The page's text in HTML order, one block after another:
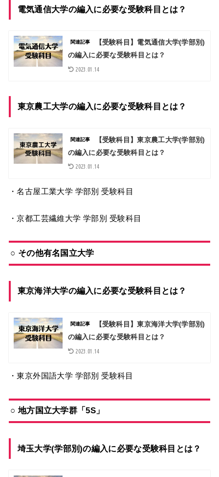
電気通信大学の編入に必要な受験科目とは？
関連記事
【受験科目】電気通信大学(学部別)
の編入に必要な受験科目とは？
2023.01.14
東京農工大学の編入に必要な受験科目とは？
関連記事
【受験科目】東京農工大学(学部別)
の編入に必要な受験科目とは？
2023.01.14
・名古屋工業大学 学部別 受験科目
・京都工芸繊維大学 学部別 受験科目
○ その他有名国立大学
東京海洋大学の編入に必要な受験科目とは？
関連記事
【受験科目】東京海洋大学(学部別)
の編入に必要な受験科目とは？
2023.01.14
・東京外国語大学 学部別 受験科目
○ 地方国立大学群「5S」
埼玉大学(学部別)の編入に必要な受験科目とは？